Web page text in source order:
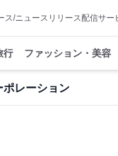
ス/ニュースリリース配信サー
行 ファッション・美容
ポレーション